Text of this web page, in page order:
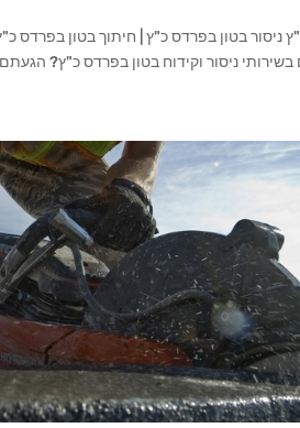
ניסור בטון בפרדס כ"ץ | חיתוך בטון בפרדס